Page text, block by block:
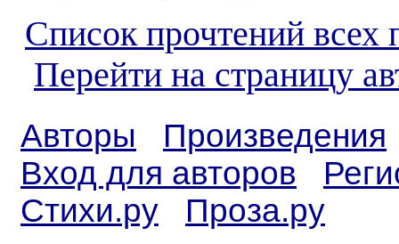
Список прочтений всех
Перейти на страницу
Авторы
Произведения
Вход для авторов
Стихи.ру
Проза.ру